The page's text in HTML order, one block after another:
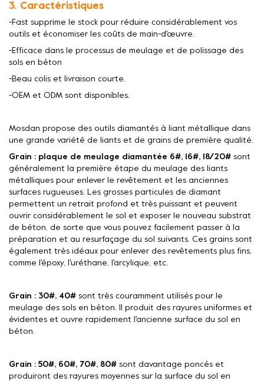
3. Caractéristiques
-Fast supprime le stock pour réduire considérablement vos
outils et économiser les coûts de main-d'œuvre.
-Efficace dans le processus de meulage et de polissage des
sols en béton
-Beau colis et livraison courte.
-OEM et ODM sont disponibles.
Mosdan propose des outils diamantés à liant métallique dans
une grande variété de liants et de grains de première qualité.
Grain : plaque de meulage diamantée 6#, 16#, 18/20# sont
généralement la première étape du meulage des liants
métalliques pour enlever le revêtement et les anciennes
surfaces rugueuses. Les grosses particules de diamant
permettent un retrait profond et très puissant et peuvent
ouvrir considérablement le sol et exposer le nouveau substrat
de béton, de sorte que vous pouvez facilement passer à la
préparation et au resurfaçage du sol suivants. Ces grains sont
également très idéaux pour enlever des revêtements plus fins,
comme l'époxy, l'uréthane, l'arcylique, etc.
Grain : 30#, 40# sont très couramment utilisés pour le
meulage des sols en béton. Il produit des rayures uniformes et
évidentes et ouvre rapidement l'ancienne surface du sol en
béton.
Grain : 50#, 60#, 70#, 80# sont davantage poncés et
produiront des rayures moyennes sur la surface du sol en